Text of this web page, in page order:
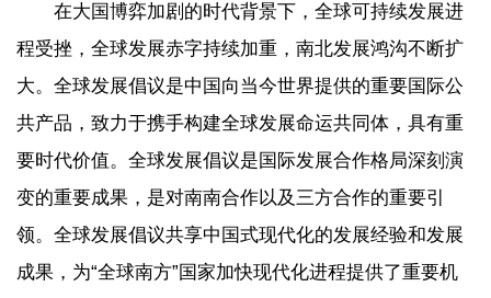
在大国博弈加剧的时代背景下，全球可持续发展进
程受挫，全球发展赤字持续加重，南北发展鸿沟不断扩
大。全球发展倡议是中国向当今世界提供的重要国际公
共产品，致力于携手构建全球发展命运共同体，具有重
要时代价值。全球发展倡议是国际发展合作格局深刻演
变的重要成果，是对南南合作以及三方合作的重要引
领。全球发展倡议共享中国式现代化的发展经验和发展
成果，为“全球南方”国家加快现代化进程提供了重要机